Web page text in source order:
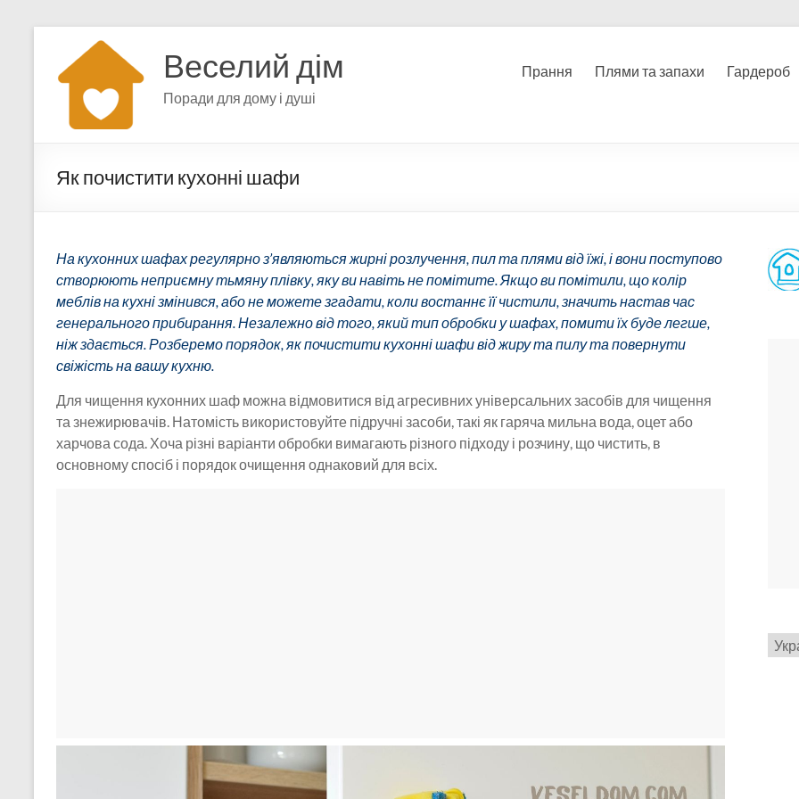
вмісту
Веселий дім
Поради для дому і душі
Прання Плями та запахи Гардероб
Як почистити кухонні шафи
На кухонних шафах регулярно з’являються жирні розлучення, пил та плями від їжі, і вони поступово
створюють неприємну тьмяну плівку, яку ви навіть не помітите. Якщо ви помітили, що колір
меблів на кухні змінився, або не можете згадати, коли востаннє її чистили, значить настав час
генерального прибирання. Незалежно від того, який тип обробки у шафах, помити їх буде легше,
ніж здається. Розберемо порядок, як почистити кухонні шафи від жиру та пилу та повернути
свіжість на вашу кухню.
Для чищення кухонних шаф можна відмовитися від агресивних універсальних засобів для чищення
та знежирювачів. Натомість використовуйте підручні засоби, такі як гаряча мильна вода, оцет або
харчова сода. Хоча різні варіанти обробки вимагають різного підходу і розчину, що чистить, в
основному спосіб і порядок очищення однаковий для всіх.
мову